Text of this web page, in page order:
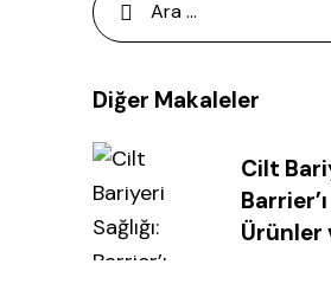
Diğer Makaleler
Cilt
Ürünler